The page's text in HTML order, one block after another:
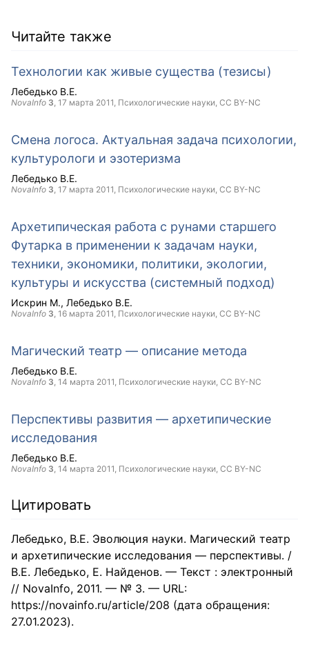
Читайте также
Технологии как живые существа (тезисы)
Лебедько В.Е.
NovaInfo 3, 17 марта 2011, Психологические науки, CC BY-NC
Смена логоса. Актуальная задача психологии,
культурологи и эзотеризма
Лебедько В.Е.
NovaInfo 3, 17 марта 2011, Психологические науки, CC BY-NC
Архетипическая работа с рунами старшего
Футарка в применении к задачам науки,
техники, экономики, политики, экологии,
культуры и искусства (системный подход)
Искрин М. Лебедько В.Е.
NovaInfo 3, 16 марта 2011, Психологические науки, CC BY-NC
Магический театр — описание метода
Лебедько В.Е.
NovaInfo 3, 14 марта 2011, Психологические науки, CC BY-NC
Перспективы развития — архетипические
исследования
Лебедько В.Е.
NovaInfo 3, 14 марта 2011, Психологические науки, CC BY-NC
Цитировать
Лебедько, В.Е. Эволюция науки. Магический театр
и архетипические исследования — перспективы. /
В.Е. Лебедько, Е. Найденов. — Текст : электронный
// NovaInfo, 2011. — № 3. — URL:
https://novainfo.ru/article/208 (дата обращения:
27.01.2023).